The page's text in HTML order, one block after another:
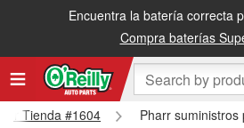
Encuentra la batería correcta
Compra baterías
Tienda #1604
Pharr